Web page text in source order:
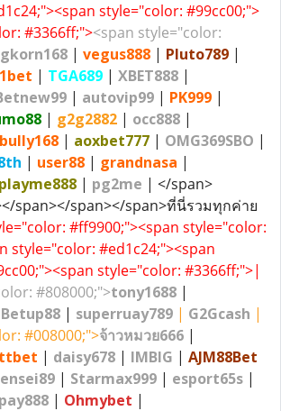
style="color: #99cc00;">
#3366ff;"><span style="color:
| vegus888 | Pluto789 |
| TGA689 | XBET888 |
| autovip99 | PK999 |
| g2g2882 | occ888 |
bully168 | aoxbet777 | OMG369SBO |
| user88 | grandnasa |
playme888 | pg2me | </span>
span></span></span>ที่นี่รวมทุกค่าย
#ff9900;"><span style="color:
style="color: #ed1c24;"><span
style="color: #3366ff;">|
#808000;">tony1688 |
Betup88 | superruay789 | G2Gcash |
#008000;">จ้าวหมวย666 |
| daisy678 | IMBIG | AJM88Bet
| Starmax999 | esport65s |
| Ohmybet |